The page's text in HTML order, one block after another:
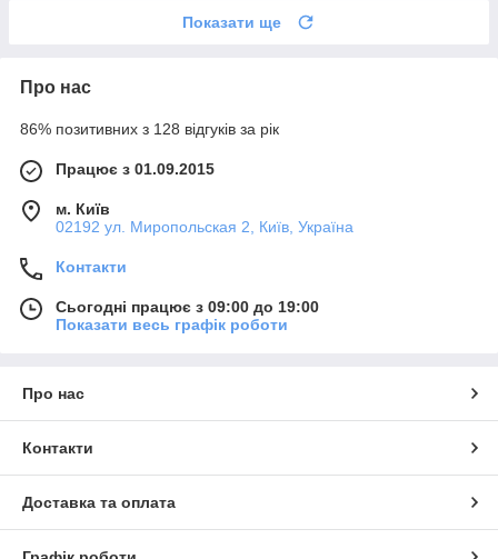
Показати ще
Про нас
86% позитивних з 128 відгуків за рік
Працює з 01.09.2015
м. Київ
02192 ул. Миропольская 2, Київ, Україна
Контакти
Сьогодні працює з 09:00 до 19:00
Показати весь графік роботи
Про нас
Контакти
Доставка та оплата